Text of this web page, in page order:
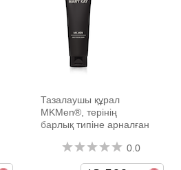
Тазалаушы құрал
MKMen®, терінің
барлық типіне арналған
0.0